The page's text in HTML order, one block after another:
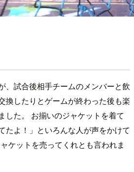
、試合後相手チームのメンバーと飲
換したりとゲームが終わった後も楽
した。 お揃いのジャケットを着て
たよ！」といろんな人が声をかけて
ケットを売ってくれとも言われま